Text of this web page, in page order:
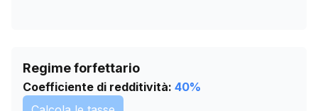
Regime forfettario
Coefficiente di redditività: 40%